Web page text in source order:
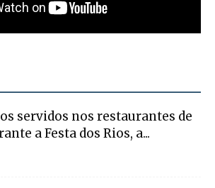
servidos nos restaurantes de
a Festa dos Rios, a...